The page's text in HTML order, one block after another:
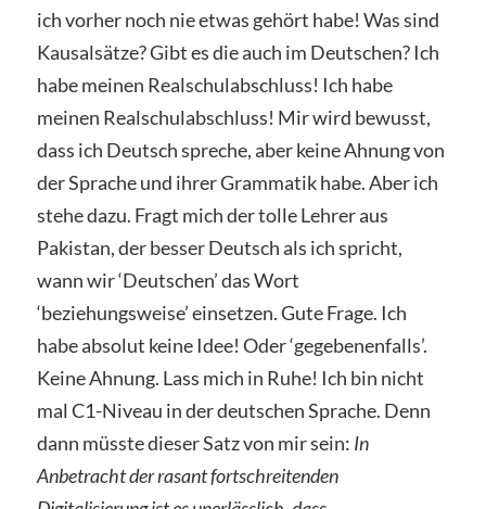
ich vorher noch nie etwas gehört habe! Was sind
Kausalsätze? Gibt es die auch im Deutschen? Ich
habe meinen Realschulabschluss! Ich habe
meinen Realschulabschluss! Mir wird bewusst,
dass ich Deutsch spreche, aber keine Ahnung von
der Sprache und ihrer Grammatik habe. Aber ich
stehe dazu. Fragt mich der tolle Lehrer aus
Pakistan, der besser Deutsch als ich spricht,
wann wir ‘Deutschen’ das Wort
‘beziehungsweise’ einsetzen. Gute Frage. Ich
habe absolut keine Idee! Oder ‘gegebenenfalls’.
Keine Ahnung. Lass mich in Ruhe! Ich bin nicht
mal C1-Niveau in der deutschen Sprache. Denn
dann müsste dieser Satz von mir sein: In
Anbetracht der rasant fortschreitenden